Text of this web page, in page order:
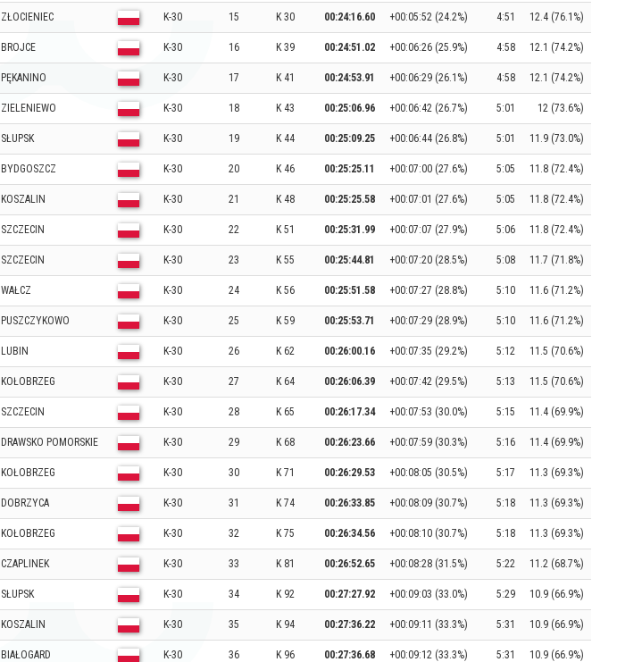
ZŁOCIENIEC K-30 15 K 30 00:24:16.60 +00:05:52 (24.2%) 4:51 12.4 (76.1%)
BROJCE K-30 16 K 39 00:24:51.02 +00:06:26 (25.9%) 4:58 12.1 (74.2%)
PĘKANINO K-30 17 K 41 00:24:53.91 +00:06:29 (26.1%) 4:58 12.1 (74.2%)
ZIELENIEWO K-30 18 K 43 00:25:06.96 +00:06:42 (26.7%) 5:01 12 (73.6%)
SŁUPSK K-30 19 K 44 00:25:09.25 +00:06:44 (26.8%) 5:01 11.9 (73.0%)
BYDGOSZCZ K-30 20 K 46 00:25:25.11 +00:07:00 (27.6%) 5:05 11.8 (72.4%)
KOSZALIN K-30 21 K 48 00:25:25.58 +00:07:01 (27.6%) 5:05 11.8 (72.4%)
SZCZECIN K-30 22 K 51 00:25:31.99 +00:07:07 (27.9%) 5:06 11.8 (72.4%)
SZCZECIN K-30 23 K 55 00:25:44.81 +00:07:20 (28.5%) 5:08 11.7 (71.8%)
WAŁCZ K-30 24 K 56 00:25:51.58 +00:07:27 (28.8%) 5:10 11.6 (71.2%)
PUSZCZYKOWO K-30 25 K 59 00:25:53.71 +00:07:29 (28.9%) 5:10 11.6 (71.2%)
LUBIN K-30 26 K 62 00:26:00.16 +00:07:35 (29.2%) 5:12 11.5 (70.6%)
KOŁOBRZEG K-30 27 K 64 00:26:06.39 +00:07:42 (29.5%) 5:13 11.5 (70.6%)
SZCZECIN K-30 28 K 65 00:26:17.34 +00:07:53 (30.0%) 5:15 11.4 (69.9%)
DRAWSKO POMORSKIE K-30 29 K 68 00:26:23.66 +00:07:59 (30.3%) 5:16 11.4 (69.9%)
KOŁOBRZEG K-30 30 K 71 00:26:29.53 +00:08:05 (30.5%) 5:17 11.3 (69.3%)
DOBRZYCA K-30 31 K 74 00:26:33.85 +00:08:09 (30.7%) 5:18 11.3 (69.3%)
KOŁOBRZEG K-30 32 K 75 00:26:34.56 +00:08:10 (30.7%) 5:18 11.3 (69.3%)
CZAPLINEK K-30 33 K 81 00:26:52.65 +00:08:28 (31.5%) 5:22 11.2 (68.7%)
SŁUPSK K-30 34 K 92 00:27:27.92 +00:09:03 (33.0%) 5:29 10.9 (66.9%)
KOSZALIN K-30 35 K 94 00:27:36.22 +00:09:11 (33.3%) 5:31 10.9 (66.9%)
BIAŁOGARD K-30 36 K 96 00:27:36.68 +00:09:12 (33.3%) 5:31 10.9 (66.9%)